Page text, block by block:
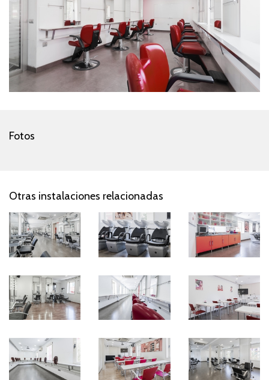
Fotos
Otras instalaciones relacionadas